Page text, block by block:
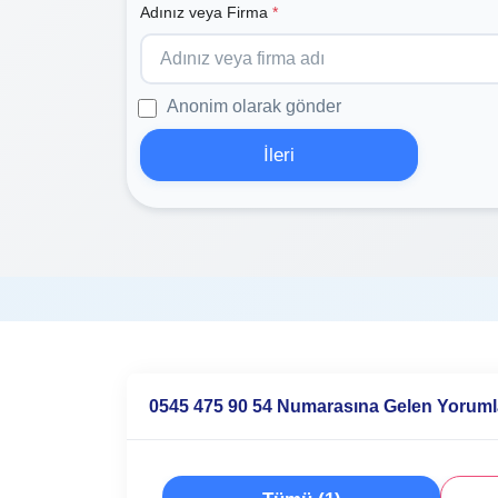
Adınız veya Firma *
Anonim olarak gönder
İleri
0545 475 90 54 Numarasına Gelen